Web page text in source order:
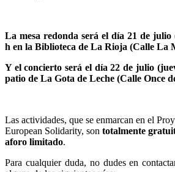
La mesa redonda será el día 21 de julio
h en la Biblioteca de La Rioja (Calle La
Y el concierto será el día 22 de julio
patio de La Gota de Leche (Calle Once
Las actividades, que se enmarcan en el
European Solidarity, son totalmente
aforo limitado.
Para cualquier duda, no dudes en